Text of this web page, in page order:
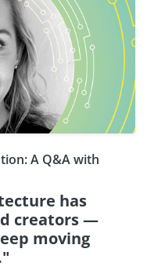
A Q&A with
has
creators —
moving